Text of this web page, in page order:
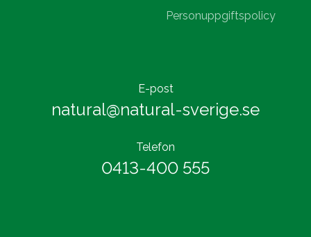
Personuppgiftspolicy
E-post
natural@natural-sverige.se
Telefon
0413-400 555